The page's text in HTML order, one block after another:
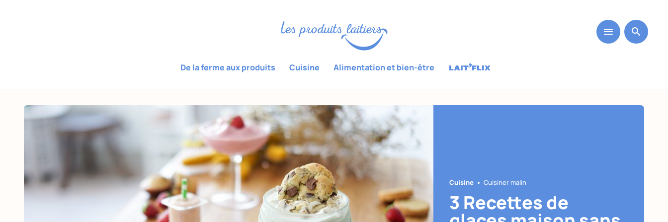
De la ferme aux produits Cuisine Alimentation et bien-être
Cuisine Cuisiner malin
3 Recettes de